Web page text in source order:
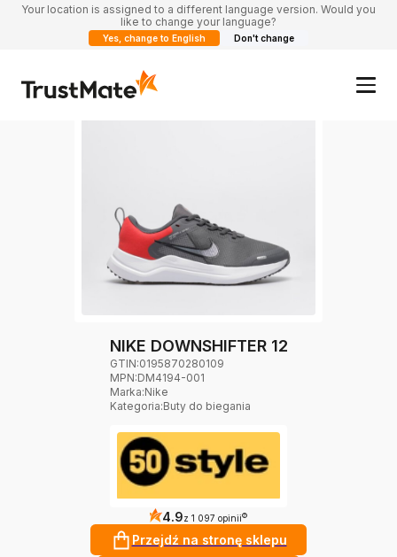
Your location is assigned to a different language version. Would you
like to change your language?
Yes, change to English Don't change
NIKE DOWNSHIFTER 12
GTIN:0195870280109
MPN:DM4194-001
Marka:Nike
Kategoria:Buty do biegania
4.9z 1 097 opinii ?
Przejdź na stronę sklepu